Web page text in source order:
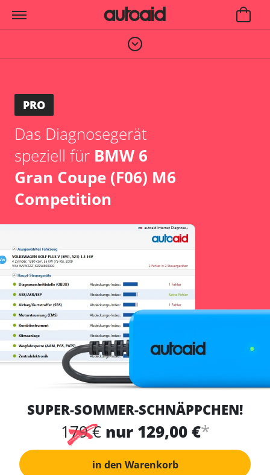
PRO
Das Diagnosegerät
speziell für BMW 6
Gran Coupe (F06) M6
Competition
SUPER-SOMMER-SCHNÄPPCHEN!
179 € nur 129,00 €*
in den Warenkorb